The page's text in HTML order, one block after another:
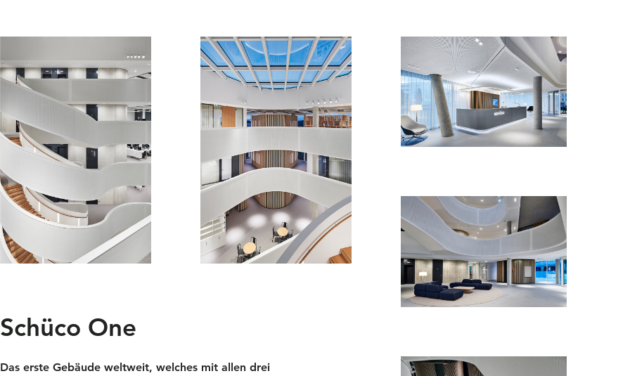
Schüco One
Das erste Gebäude weltweit, welches mit allen drei